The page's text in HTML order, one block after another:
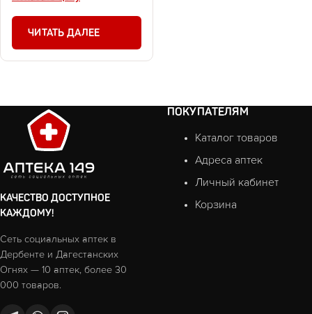
ЧИТАТЬ ДАЛЕЕ
КАЧЕСТВО ДОСТУПНОЕ
КАЖДОМУ!
Сеть социальных аптек в
Дербенте и Дагестанских
Огнях — 10 аптек, более 30
000 товаров.
ПОКУПАТЕЛЯМ
Каталог товаров
Адреса аптек
Личный кабинет
Корзина